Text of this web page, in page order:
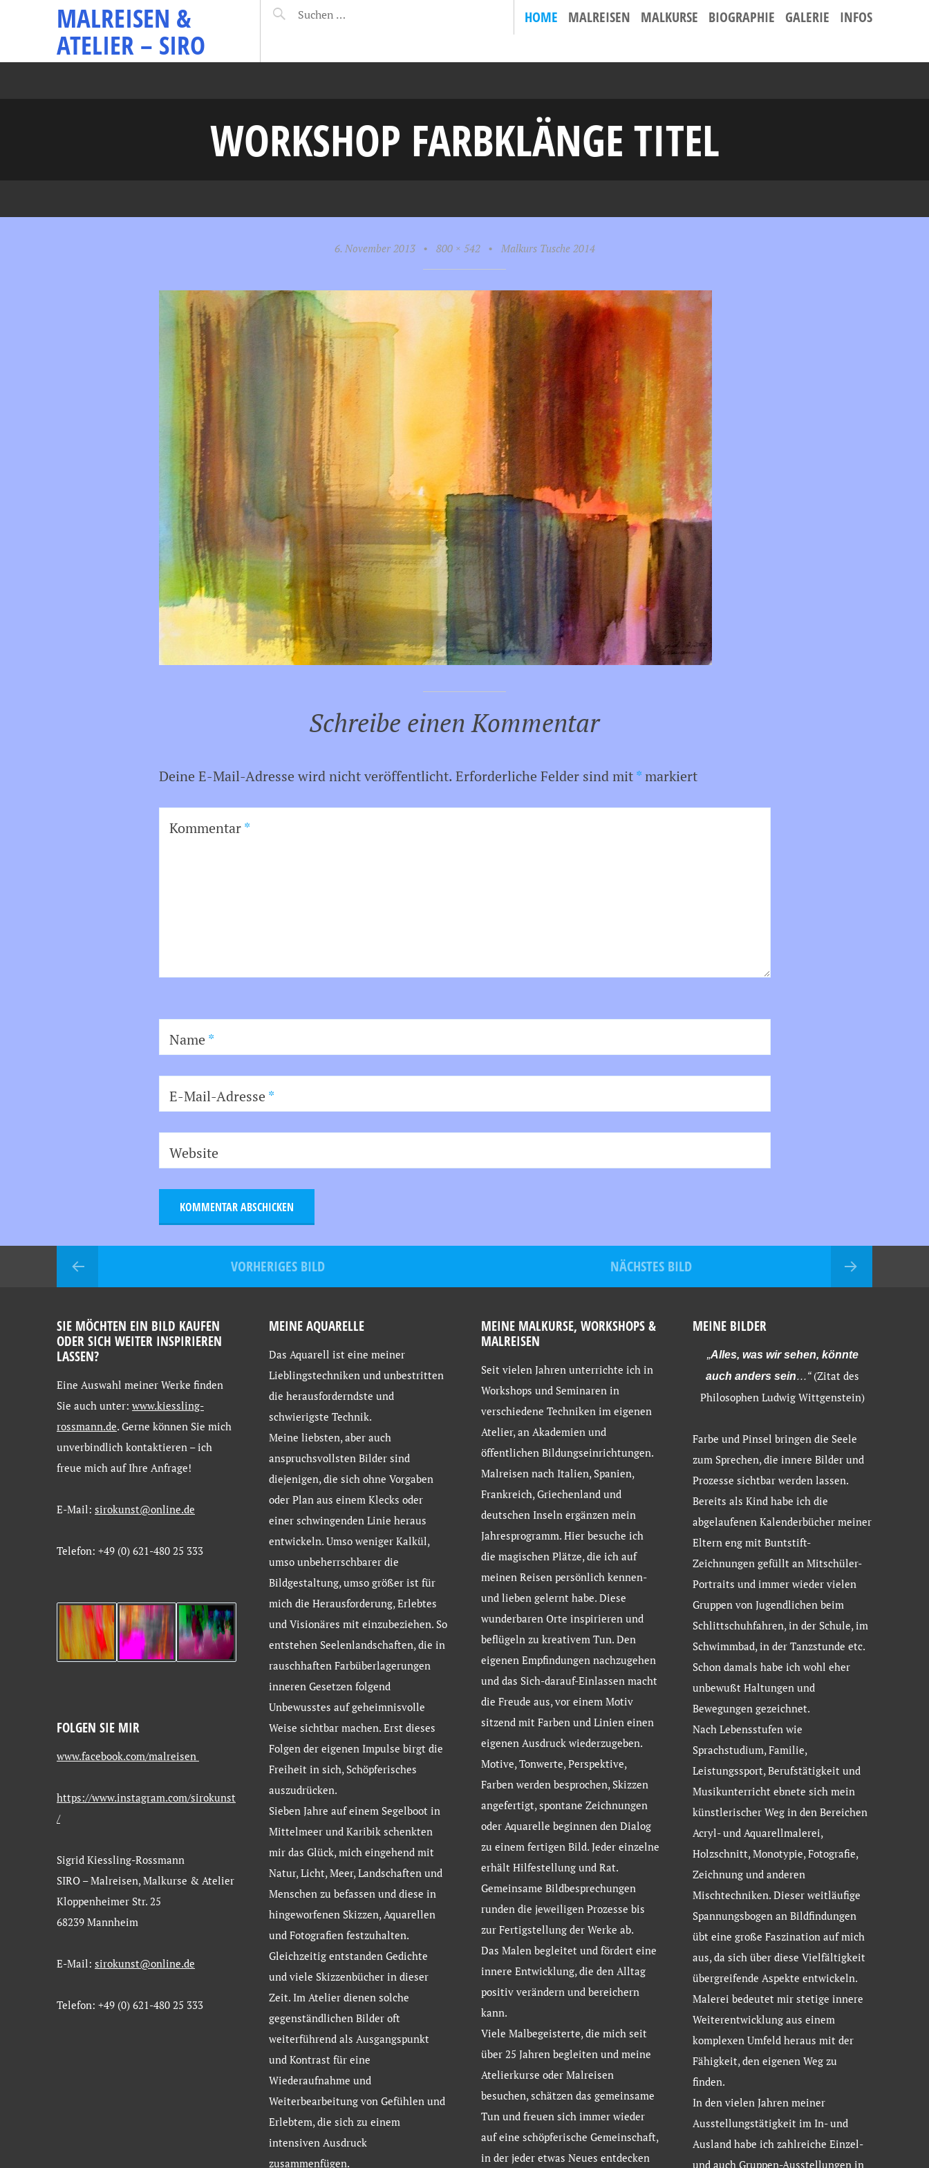
MALREISEN &
ATELIER – SIRO
HOME MALREISEN MALKURSE BIOGRAPHIE GALERIE INFOS
WORKSHOP FARBKLÄNGE TITEL
6. November 2013 • 800 × 542 • Malkurs Tusche 2014
Schreibe einen Kommentar
Deine E-Mail-Adresse wird nicht veröffentlicht. Erforderliche Felder sind mit*markiert
Kommentar*
Name *
E-Mail-Adresse *
Website
VORHERIGES BILD NÄCHSTES BILD
SIE MÖCHTEN EIN BILD KAUFEN
ODER SICH WEITER INSPIRIEREN
LASSEN?
Eine Auswahl meiner Werke finden
Sie auch unter: www.kiessling-
rossmann.de. Gerne können Sie mich
unverbindlich kontaktieren –ich
freue mich aufIhre Anfrage!
E-Mail: sirokunst@online.de
Telefon: +49 (0) 621-480 25 333
FOLGEN SIE MIR
www.facebook.com/malreisen
https://www.instagram.com/sirokunst
/
Sigrid Kiessling-Rossmann
SIRO – Malreisen, Malkurse & Atelier
Kloppenheimer Str. 25
68239 Mannheim
E-Mail: sirokunst@online.de
Telefon: +49 (0) 621-480 25 333
MEINE AQUARELLE
Das Aquarell ist eine meiner
Lieblingstechniken und unbestritten
die herausforderndste und
schwierigste Technik.
Meine liebsten, aber auch
anspruchsvollsten Bilder sind
diejenigen, die sich ohne Vorgaben
oder Plan aus einem Klecks oder
einer schwingenden Linie heraus
entwickeln. Umso weniger Kalkül,
umso unbeherrschbarer die
Bildgestaltung, umso größer ist für
mich die Herausforderung, Erlebtes
und Visionäres mit einzubeziehen. So
entstehen Seelenlandschaften, die in
rauschhaften Farbüberlagerungen
inneren Gesetzen folgend
Unbewusstes auf geheimnisvolle
Weise sichtbar machen. Erst dieses
Folgen der eigenen Impulse birgt die
Freiheit in sich, Schöpferisches
auszudrücken.
Sieben Jahre auf einem Segelboot in
Mittelmeer und Karibik schenkten
mir das Glück, mich eingehend mit
Natur, Licht, Meer, Landschaften und
Menschen zu befassen und diese in
hingeworfenen Skizzen, Aquarellen
und Fotografien festzuhalten.
Gleichzeitig entstanden Gedichte
und viele Skizzenbücher in dieser
Zeit. Im Atelier dienen solche
gegenständlichen Bilder oft
weiterführend als Ausgangspunkt
und Kontrast für eine
Wiederaufnahme und
Weiterbearbeitung von Gefühlen und
Erlebtem, die sich zu einem
intensiven Ausdruck
zusammenfügen.
MEINE MALKURSE, WORKSHOPS &
MALREISEN
Seit vielen Jahren unterrichte ich in
Workshops und Seminaren in
verschiedene Techniken im eigenen
Atelier, an Akademien und
öffentlichen Bildungseinrichtungen.
Malreisen nach Italien, Spanien,
Frankreich, Griechenland und
deutschen Inseln ergänzen mein
Jahresprogramm. Hier besuche ich
die magischen Plätze, die ich auf
meinen Reisen persönlich kennen-
und lieben gelernt habe. Diese
wunderbaren Orte inspirieren und
beflügeln zu kreativem Tun. Den
eigenen Empfindungen nachzugehen
und das Sich-darauf-Einlassen macht
die Freude aus, vor einem Motiv
sitzend mit Farben und Linien einen
eigenen Ausdruck wiederzugeben.
Motive, Tonwerte, Perspektive,
Farben werden besprochen, Skizzen
angefertigt, spontane Zeichnungen
oder Aquarelle beginnen den Dialog
zu einem fertigen Bild. Jeder einzelne
erhält Hilfestellung und Rat.
Gemeinsame Bildbesprechungen
runden die jeweiligen Prozesse bis
zur Fertigstellung der Werke ab.
Das Malen begleitet und fördert eine
innere Entwicklung, die den Alltag
positiv verändern und bereichern
kann.
Viele Malbegeisterte, die mich seit
über 25 Jahren begleiten und meine
Atelierkurse oder Malreisen
besuchen, schätzen das gemeinsame
Tun und freuen sich immer wieder
auf eine schöpferische Gemeinschaft,
in der jeder etwas Neues entdecken
MEINE BILDER
„Alles, was wir sehen, könnte
auch anders sein…“(Zitat des
Philosophen Ludwig Wittgenstein)
Farbe und Pinsel bringen die Seele
zum Sprechen, die innere Bilder und
Prozesse sichtbar werden lassen.
Bereits als Kind habe ich die
abgelaufenen Kalenderbücher meiner
Eltern eng mit Buntstift-
Zeichnungen gefüllt an Mitschüler-
Portraits und immer wieder vielen
Gruppen von Jugendlichen beim
Schlittschuhfahren, in der Schule, im
Schwimmbad, in der Tanzstunde etc.
Schon damals habe ich wohl eher
unbewußt Haltungen und
Bewegungen gezeichnet.
Nach Lebensstufen wie
Sprachstudium, Familie,
Leistungssport, Berufstätigkeit und
Musikunterricht ebnete sich mein
künstlerischer Weg in den Bereichen
Acryl- und Aquarellmalerei,
Holzschnitt, Monotypie, Fotografie,
Zeichnung und anderen
Mischtechniken. Dieser weitläufige
Spannungsbogen an Bildfindungen
übt eine große Faszination auf mich
aus, da sich über diese Vielfältigkeit
übergreifende Aspekte entwickeln.
Malerei bedeutet mir stetige innere
Weiterentwicklung aus einem
komplexen Umfeld heraus mit der
Fähigkeit, den eigenen Weg zu
finden.
In den vielen Jahren meiner
Ausstellungstätigkeit im In- und
Ausland habe ich zahlreiche Einzel-
und auch Gruppen-Ausstellungen in